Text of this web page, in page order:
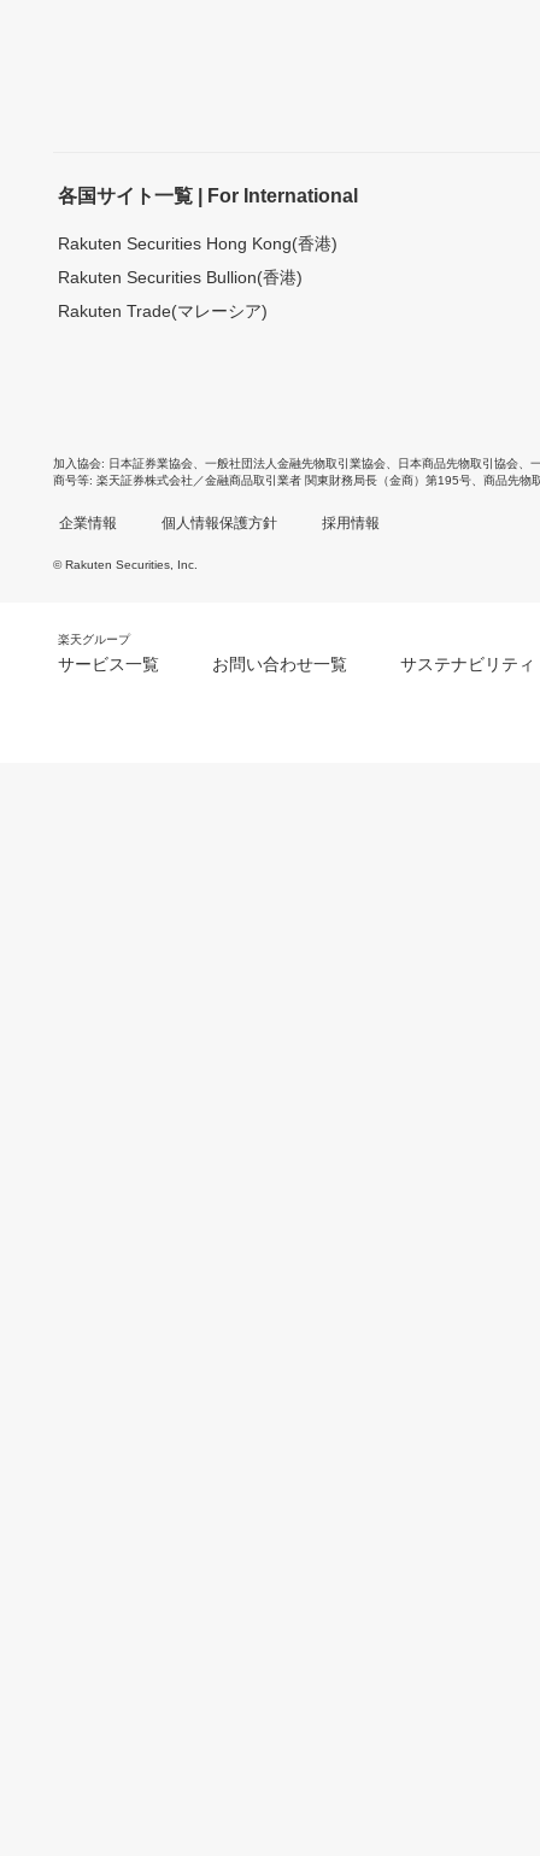
各国サイト一覧 | For International
Rakuten Securities Hong Kong(香港)
Rakuten Securities Bullion(香港)
Rakuten Trade(マレーシア)
加入協会 日本証券業協会 一般社団法人金融先物取引業協会 日本商品先物取引協会
商号等 楽天証券株式会社／金融商品取引業者 関東財務局長（金商）第195号、商品先物
企業情報 個人情報保護方針 採用情報
© Rakuten Securities, Inc.
楽天グループ
サービス一覧 お問い合わせ一覧 サステナビリティ